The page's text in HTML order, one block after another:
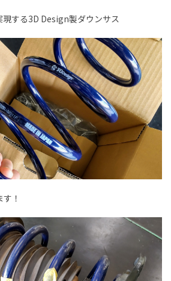
する3D Design製ダウンサス
！